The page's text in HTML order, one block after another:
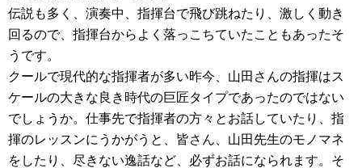
伝説も多く、演奏中、指揮台で飛び跳ねたり、激しく動き
回るので、指揮台からよく落っこちていたこともあったそ
うです。
クールで現代的な指揮者が多い昨今、山田さんの指揮はス
ケールの大きな良き時代の巨匠タイプであったのではない
でしょうか。仕事先で指揮者の方々とお話していたり、指
揮のレッスンにうかがうと、皆さん、山田先生のモノマネ
をしたり、尽きない逸話など、必ずお話になられます。そ